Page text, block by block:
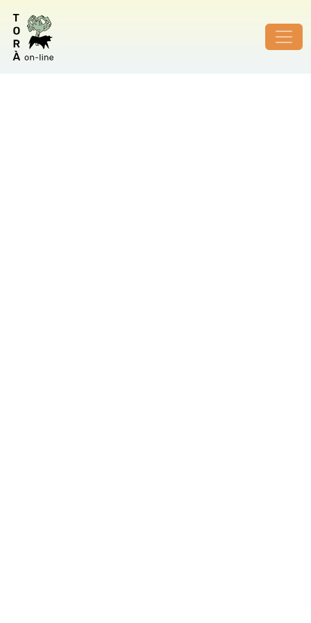
ID de foto no vàlid